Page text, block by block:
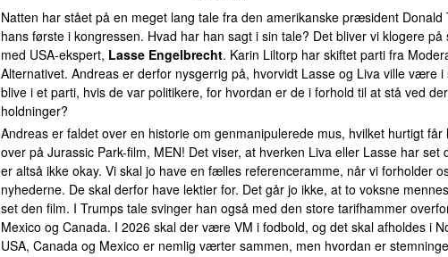
Natten har stået på en meget lang tale fra den amerikanske præsident Donald
hans første i kongressen. Hvad har han sagt i sin tale? Det bliver vi klogere på
med USA-ekspert, Lasse Engelbrecht. Karin Liltorp har skiftet parti fra
Alternativet. Andreas er derfor nysgerrig på, hvorvidt Lasse og Liva ville være i
blive i et parti, hvis de var politikere, for hvordan er de i forhold til at stå ved
holdninger?
Andreas er faldet over en historie om genmanipulerede mus, hvilket hurtigt får
over på Jurassic Park-film, MEN! Det viser, at hverken Liva eller Lasse har set
er altså ikke okay. Vi skal jo have en fælles referenceramme, når vi forholder
nyhederne. De skal derfor have lektier for. Det går jo ikke, at to voksne
set den film. I Trumps tale svinger han også med den store tarifhammer
Mexico og Canada. I 2026 skal der være VM i fodbold, og det skal afholdes i
USA, Canada og Mexico er nemlig værter sammen, men hvordan er